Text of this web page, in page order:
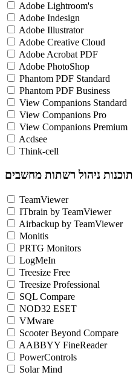
Adobe Lightroom's
Adobe Indesign
Adobe Illustrator
Adobe Creative Cloud
Adobe Acrobat PDF
Adobe PhotoShop
Phantom PDF Standard
Phantom PDF Business
View Companions Standard
View Companions Pro
View Companions Premium
Acdsee
Think-cell
תוכנות ניהול רשתות מחשבים
TeamViewer
ITbrain by TeamViewer
Airbackup by TeamViewer
Monitis
PRTG Monitors
LogMeIn
Treesize Free
Treesize Professional
SQL Compare
NOD32 ESET
VMware
Scooter Beyond Compare
AABBYY FineReader
PowerControls
Solar Mind